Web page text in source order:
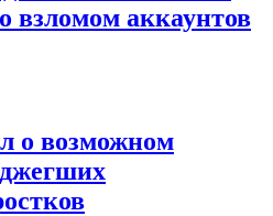
взломом аккаунтов
о возможном